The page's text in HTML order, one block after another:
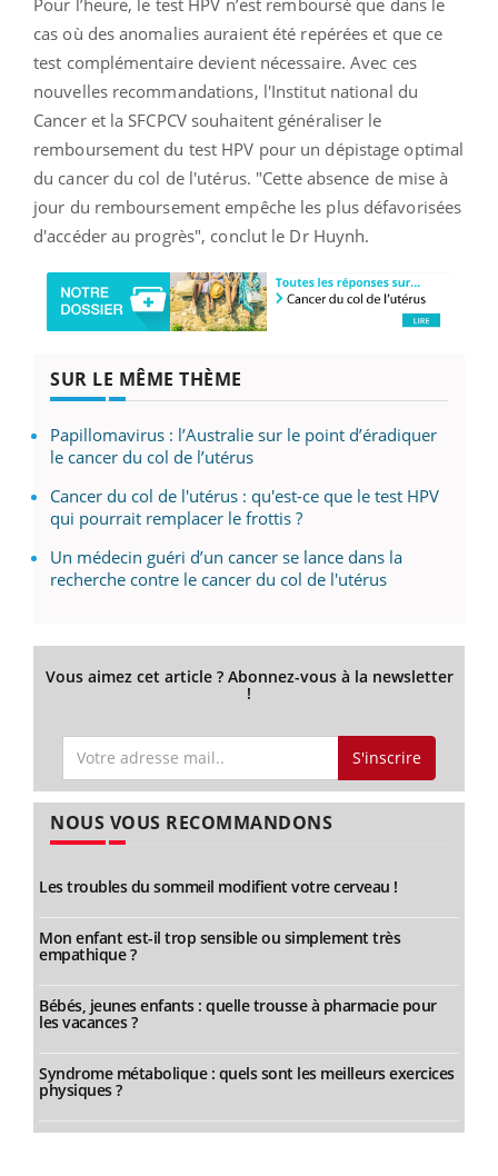
cas où des anomalies auraient été repérées et que ce
test complémentaire devient nécessaire. Avec ces
nouvelles recommandations, l'Institut national du
Cancer et la SFCPCV souhaitent généraliser le
remboursement du test HPV pour un dépistage optimal
du cancer du col de l'utérus. "Cette absence de mise à
jour du remboursement empêche les plus défavorisées
d'accéder au progrès", conclut le Dr Huynh.
SUR LE MÊME THÈME
Papillomavirus : l’Australie sur le point d’éradiquer
le cancer du col de l’utérus
Cancer du col de l'utérus : qu'est-ce que le test HPV
qui pourrait remplacer le frottis ?
Un médecin guéri d’un cancer se lance dans la
recherche contre le cancer du col de l'utérus
Vous aimez cet article ? Abonnez-vous à la newsletter
!
S'inscrire
NOUS VOUS RECOMMANDONS
Les troubles du sommeil modifient votre cerveau !
Mon enfant est-il trop sensible ou simplement très
empathique ?
Bébés, jeunes enfants : quelle trousse à pharmacie pour
les vacances ?
Syndrome métabolique : quels sont les meilleurs exercices
physiques ?